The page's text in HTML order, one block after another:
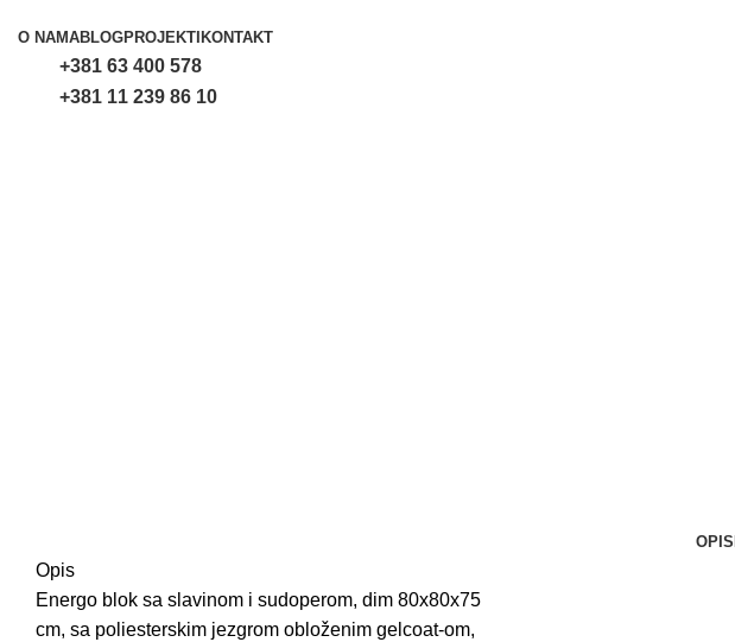
O NAMABLOGPROJEKTIKONTAKT
+381 63 400 578
+381 11 239 86 10
OPIS
Opis
Energo blok sa slavinom i sudoperom, dim 80x80x75
cm, sa poliesterskim jezgrom obloženim gelcoat-om,